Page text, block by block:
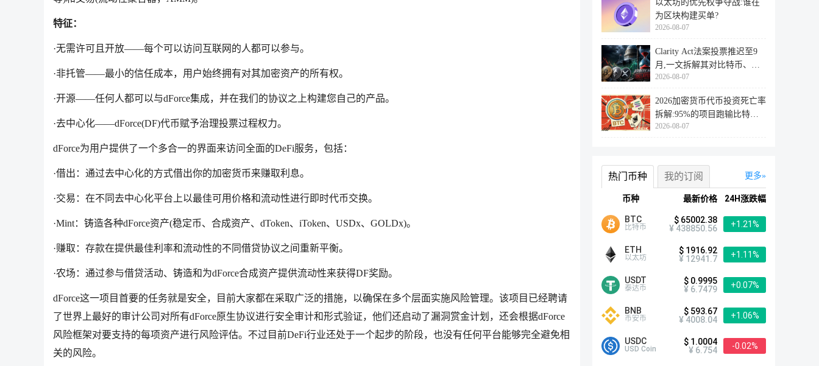
特征：
·无需许可且开放——每个可以访问互联网的人都可以参与。
·非托管——最小的信任成本，用户始终拥有对其加密资产的所有权。
·开源——任何人都可以与dForce集成，并在我们的协议之上构建您自己的产品。
·去中心化——dForce(DF)代币赋予治理投票过程权力。
dForce为用户提供了一个多合一的界面来访问全面的DeFi服务，包括：
·借出：通过去中心化的方式借出你的加密货币来赚取利息。
·交易：在不同去中心化平台上以最佳可用价格和流动性进行即时代币交换。
·Mint：铸造各种dForce资产(稳定币、合成资产、dToken、iToken、USDx、GOLDx)。
·赚取：存款在提供最佳利率和流动性的不同借贷协议之间重新平衡。
·农场：通过参与借贷活动、铸造和为dForce合成资产提供流动性来获得DF奖励。
dForce这一项目首要的任务就是安全，目前大家都在采取广泛的措施，以确保在多个层面实施风险管理。该项目已经聘请
了世界上最好的审计公司对所有dForce原生协议进行安全审计和形式验证，他们还启动了漏洞赏金计划，还会根据dForce
风险框架对要支持的每项资产进行风险评估。不过目前DeFi行业还处于一个起步的阶段，也没有任何平台能够完全避免相
关的风险。
以太坊的优先权争夺战:谁在
为区块构建买单?
2026-08-07
Clarity Act法案投票推迟至9
月,一文拆解其对比特币、以
太坊
2026-08-07
2026加密货币代币投资死亡率
拆解:95%的项目跑输比特
币,73%最
2026-08-07
更多
热门币种 我的订阅
币种 最新价格 24H涨跌幅
BTC
比特币
$ 65002.38
¥ 438850.56
+1.21%
ETH
以太坊
$ 1916.92
¥ 12941.7
+1.11%
USDT
泰达币
$ 0.9995
¥ 6.7479
+0.07%
BNB
币安币
$ 593.67
¥ 4008.04
+1.06%
USDC
USD Coin
$ 1.0004
¥ 6.754
-0.02%